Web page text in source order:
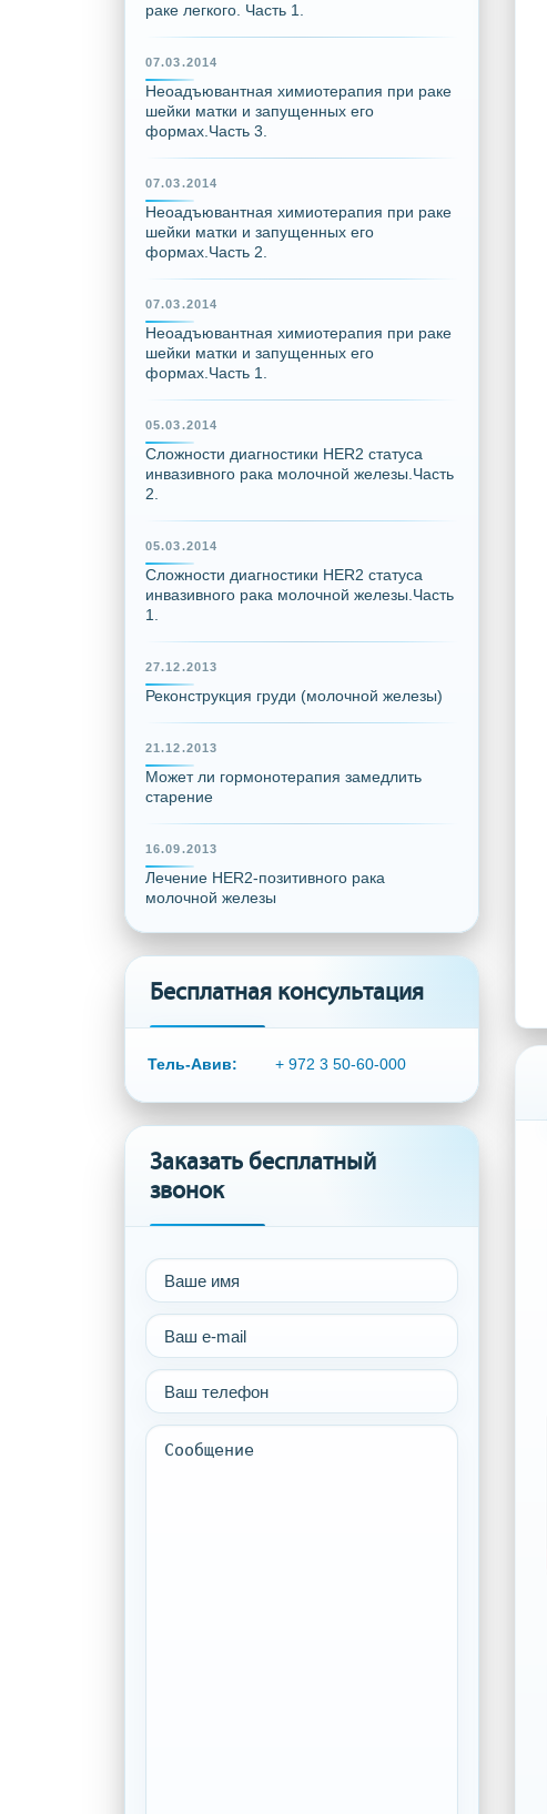
раке легкого. Часть 1.
07.03.2014
Неоадъювантная химиотерапия при раке
шейки матки и запущенных его
формах.Часть 3.
07.03.2014
Неоадъювантная химиотерапия при раке
шейки матки и запущенных его
формах.Часть 2.
07.03.2014
Неоадъювантная химиотерапия при раке
шейки матки и запущенных его
формах.Часть 1.
05.03.2014
Сложности диагностики HER2 статуса
инвазивного рака молочной железы.Часть
2.
05.03.2014
Сложности диагностики HER2 статуса
инвазивного рака молочной железы.Часть
1.
27.12.2013
Реконструкция груди (молочной железы)
21.12.2013
Может ли гормонотерапия замедлить
старение
16.09.2013
Лечение HER2-позитивного рака
молочной железы
Бесплатная консультация
Тель-Авив: + 972 3 50-60-000
Заказать бесплатный
звонок